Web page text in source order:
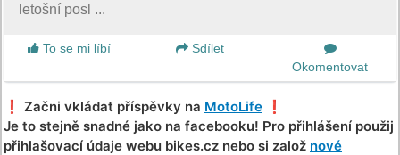
letošní posl ...
To se mi líbí
Sdílet
Okomentovat
❗️ Začni vkládat příspěvky na MotoLife ❗️
Je to stejně snadné jako na facebooku! Pro přihlášení použij
přihlašovací údaje webu bikes.cz nebo si založ nové